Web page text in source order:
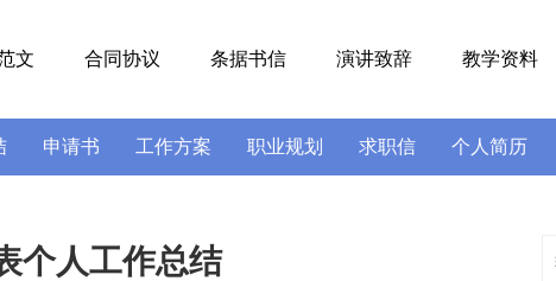
文 合同协议 条据书信 演讲致辞 教学资料
申请书 工作方案 职业规划 求职信 个人简历
个人工作总结